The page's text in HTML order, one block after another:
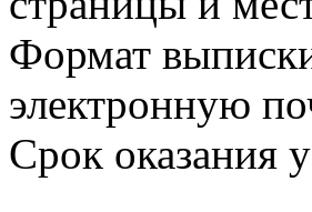
Формат
электронную
Срок оказания